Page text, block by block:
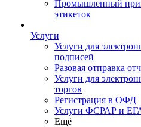
Промышленный
этикеток
Услуги
Услуги для
подписей
Разовая отправка
Услуги для
торгов
Регистрация в ОФД
Услуги ФСРАР и
Ещё